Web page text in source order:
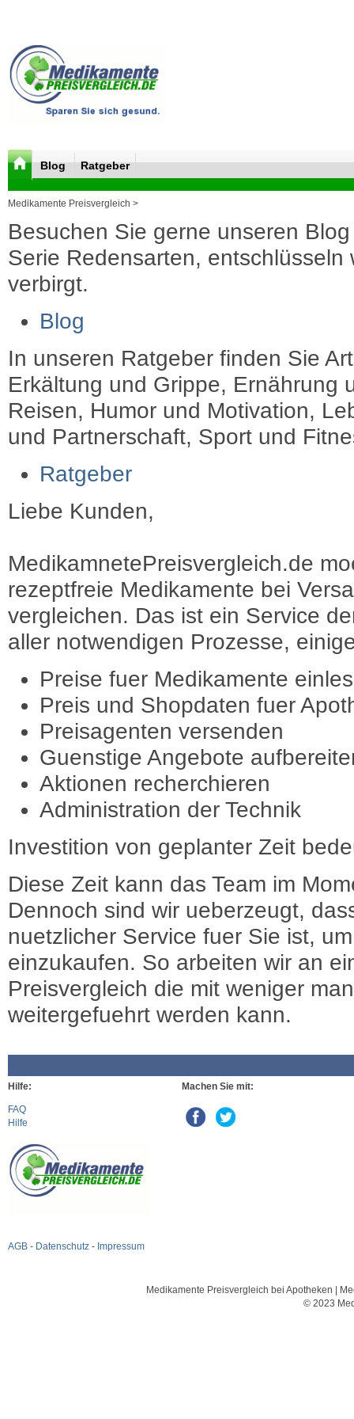
Blog Ratgeber
Medikamente Preisvergleich >
Besuchen Sie gerne unseren
Serie Redensarten, entschlüsseln
verbirgt.
Blog
In unseren Ratgeber finden Sie
Erkältung und Grippe, Ernährung
Reisen, Humor und Motivation,
und Partnerschaft, Sport und
Ratgeber
Liebe Kunden,
MedikamnetePreisvergleich.de
rezeptfreie Medikamente bei
vergleichen. Das ist ein Service
aller notwendigen Prozesse,
Preise fuer Medikamente
Preis und Shopdaten fuer
Preisagenten versenden
Guenstige Angebote
Aktionen recherchieren
Administration der Technik
Investition von geplanter Zeit
Diese Zeit kann das Team im
Dennoch sind wir ueberzeugt,
nuetzlicher Service fuer Sie ist,
einzukaufen. So arbeiten wir an
Preisvergleich die mit weniger
weitergefuehrt werden kann.
Hilfe:
FAQ
Hilfe
AGB - Datenschutz - Impressum
Machen Sie mit:
Medikamente Preisvergleich bei Apotheken |
© 2023